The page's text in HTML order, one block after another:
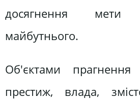
досягнення мети
майбутнього.
Об'єктами
престиж, влада,